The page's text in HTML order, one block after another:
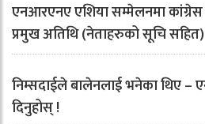
एनआरएनए एशिया सम्मेलनमा
प्रमुख अतिथि (नेताहरुको सूचि सहित)
निम्सदाईले बालेनलाई भनेका थिए –
दिनुहोस् !